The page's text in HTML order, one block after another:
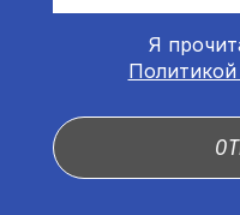
Я